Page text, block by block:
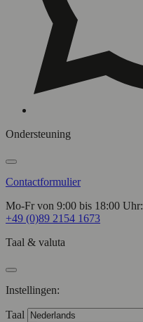
Ondersteuning
Contactformulier
Mo-Fr von 9:00 bis 18:00 Uhr:
+49 (0)89 2154 1673
Taal & valuta
Instellingen:
Taal